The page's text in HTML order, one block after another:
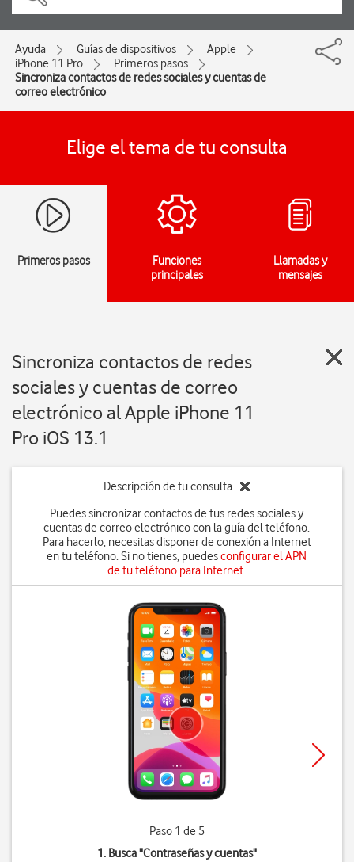
Ayuda Guías de dispositivos
Apple
iPhone 11 Pro
Primeros pasos
Sincroniza contactos de redes sociales y cuentas de
correo electrónico
Elige el tema de tu consulta
Primeros pasos
Funciones
principales
Llamadas y
mensajes
Sincroniza contactos de redes
sociales y cuentas de correo
electrónico al Apple iPhone 11
Pro iOS 13.1
Descripción de tu consulta
Puedes sincronizar contactos de tus redes sociales y
cuentas de correo electrónico con la guía del teléfono.
Para hacerlo, necesitas disponer de conexión a Internet
en tu teléfono. Si no tienes, puedesconfigurar el APN
de tu teléfono para Internet.
Paso 1 de 5
1. Busca "Contraseñas y cuentas"